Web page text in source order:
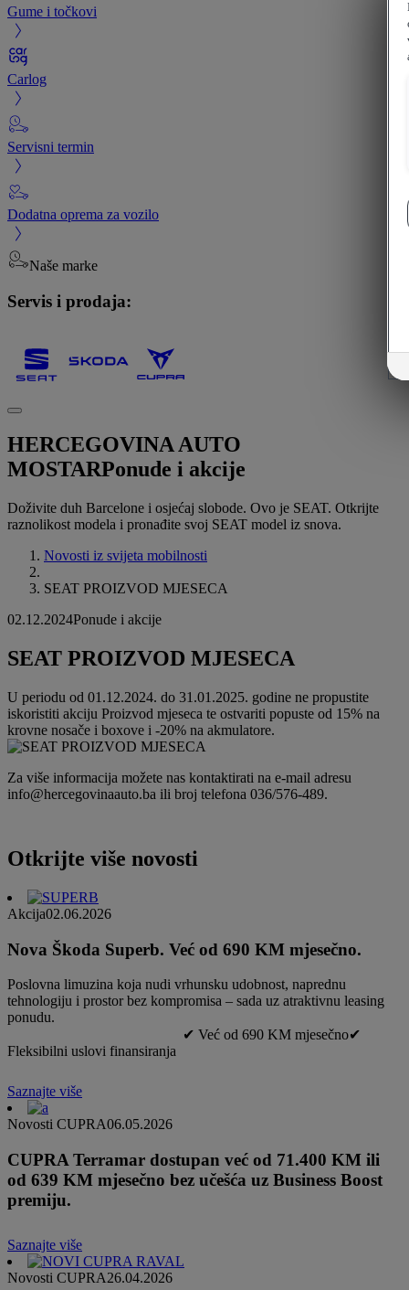
Gume i točkovi
Carlog
Servisni termin
Dodatna oprema za vozilo
Naše marke
Servis i prodaja:
HERCEGOVINA AUTO
MOSTARPonude i akcije
Doživite duh Barcelone i osjećaj slobode. Ovo je SEAT. Otkrijte
raznolikost modela i pronađite svoj SEAT model iz snova.
Novosti iz svijeta mobilnosti
SEAT PROIZVOD MJESECA
02.12.2024Ponude i akcije
SEAT PROIZVOD MJESECA
U periodu od 01.12.2024. do 31.01.2025. godine ne propustite
iskoristiti akciju Proizvod mjeseca te ostvariti popuste od 15% na
krovne nosače i boxove i -20% na akmulatore.
Za više informacija možete nas kontaktirati na e-mail adresu
info@hercegovinaauto.ba ili broj telefona 036/576-489.
Otkrijte više novosti
Akcija02.06.2026
Nova Škoda Superb. Već od 690 KM mjesečno.
Poslovna limuzina koja nudi vrhunsku udobnost, naprednu
tehnologiju i prostor bez kompromisa – sada uz atraktivnu leasing
ponudu.
✔ Već od 690 KM mjesečno✔
Fleksibilni uslovi finansiranja
Saznajte više
Novosti CUPRA06.05.2026
CUPRA Terramar dostupan već od 71.400 KM ili
od 639 KM mjesečno bez učešća uz Business Boost
premiju.
Saznajte više
Novosti CUPRA26.04.2026